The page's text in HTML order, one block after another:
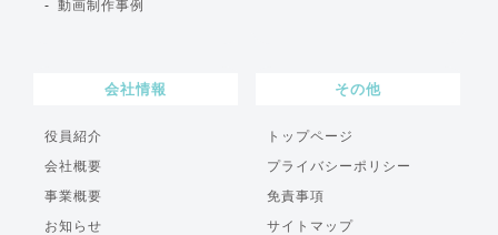
動画制作事例
会社情報
役員紹介
会社概要
事業概要
お知らせ
その他
トップページ
プライバシーポリシー
免責事項
サイトマップ